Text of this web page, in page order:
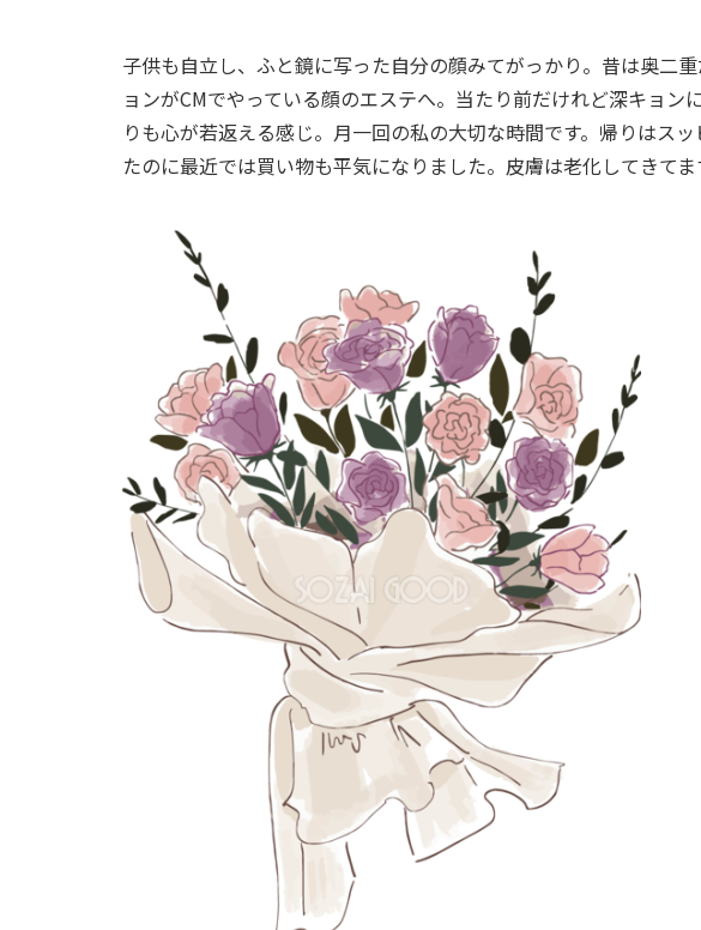
子供も自立し、ふと鏡に写った自分の顔みてがっかり。昔は奥二
ョンがCMでやっている顔のエステへ。当たり前だけれど深キョ
りも心が若返える感じ。月一回の私の大切な時間です。帰りはス
たのに最近では買い物も平気になりました。皮膚は老化してきて